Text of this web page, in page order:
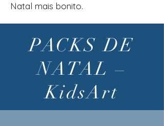
Natal mais bonito.
PACKS DE
NATAL –
KidsArt